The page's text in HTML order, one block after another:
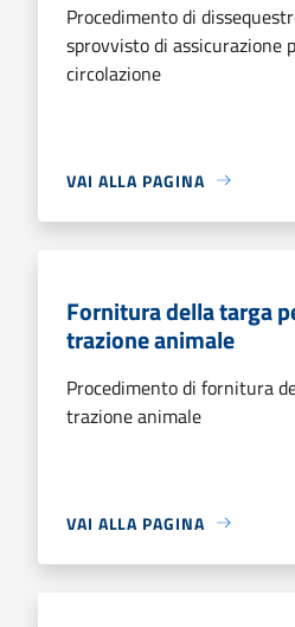
Procedimento di
sprovvisto di assicurazione
circolazione
VAI ALLA PAGINA
Fornitura della targa
trazione animale
Procedimento di fornitura
trazione animale
VAI ALLA PAGINA